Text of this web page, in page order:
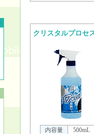
クリスタルプロセ
内容量 500mL